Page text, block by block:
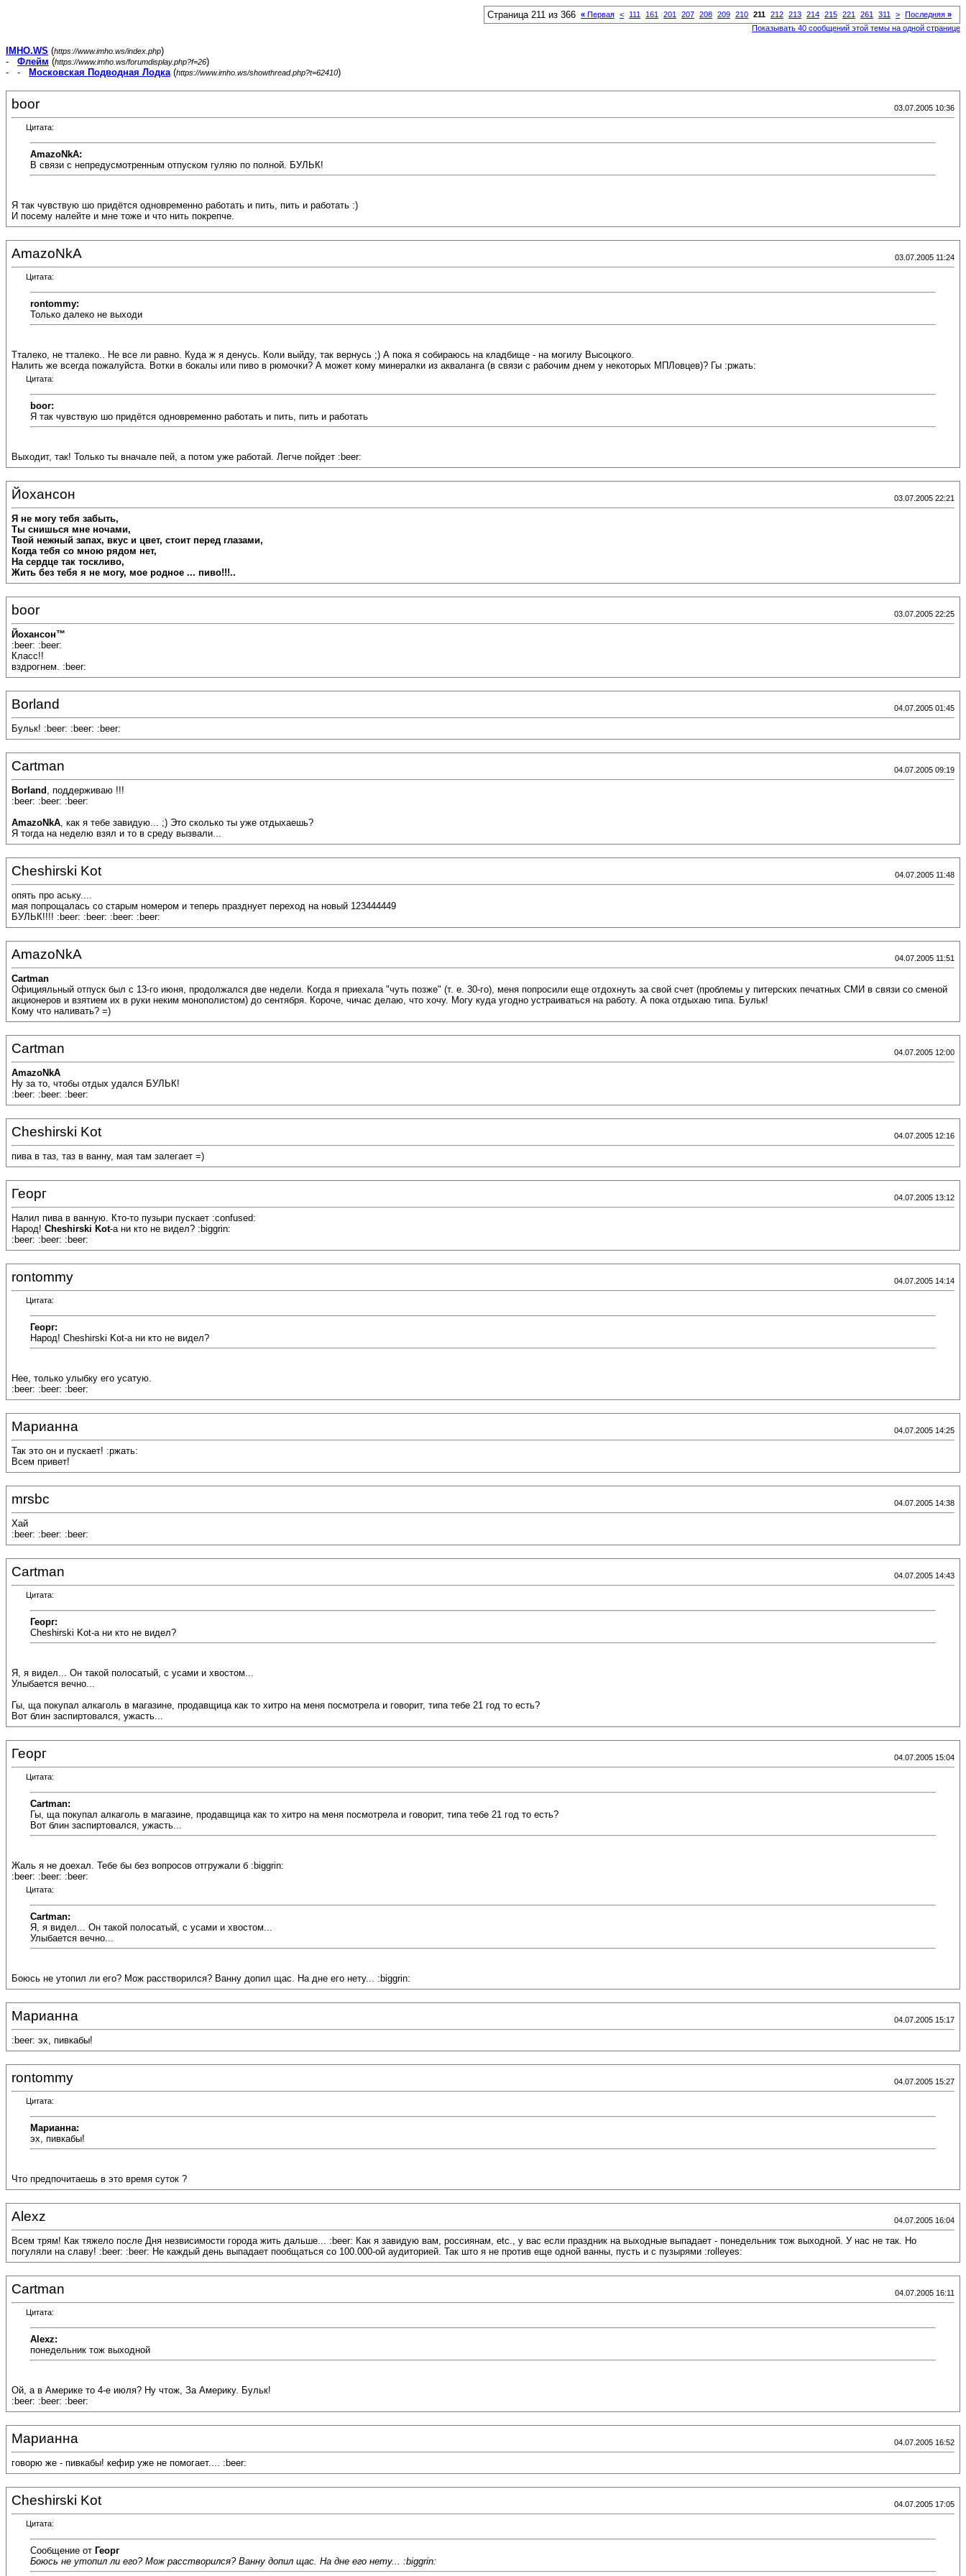
Страница 211 из 366 « Первая < 111 161 201 207 208 209 210 211 212 213 214 215 221 261 311 > Последняя »
Показывать 40 сообщений этой темы на одной странице
IMHO.WS (https://www.imho.ws/index.php)
- Флейм (https://www.imho.ws/forumdisplay.php?f=26)
- -
Московская Подводная Лодка(https://www.imho.ws/showthread.php?t=62410)
boor 03.07.2005 10:36
Цитата:
AmazoNkA:
В связи с непредусмотренным отпуском гуляю по полной. БУЛЬК!
Я так чувствую шо придётся одновременно работать и пить, пить и работать :)
И посему налейте и мне тоже и что нить покрепче.
AmazoNkA 03.07.2005 11:24
Цитата:
rontommy:
Только далеко не выходи
Тталеко, не тталеко.. Не все ли равно. Куда ж я денусь. Коли выйду, так вернусь ;) А пока я собираюсь на кладбище - на могилу Высоцкого.
Налить же всегда пожалуйста. Вотки в бокалы или пиво в рюмочки? А может кому минералки из акваланга (в связи с рабочим днем у некоторых МПЛовцев)? Гы :ржать:
Цитата:
boor:
Я так чувствую шо придётся одновременно работать и пить, пить и работать
Выходит, так! Только ты вначале пей, а потом уже работай. Легче пойдет :beer:
Йохансон 03.07.2005 22:21
Я не могу тебя забыть,
Ты снишься мне ночами,
Твой нежный запах, вкус и цвет, стоит перед глазами,
Когда тебя со мною рядом нет,
На сердце так тоскливо,
Жить без тебя я не могу, мое родное ... пиво!!!..
boor 03.07.2005 22:25
Йохансон™
:beer: :beer:
Класс!!
вздрогнем. :beer:
Borland 04.07.2005 01:45
Бульк! :beer: :beer: :beer:
Cartman 04.07.2005 09:19
Borland , поддерживаю !!!
:beer: :beer: :beer:
AmazoNkA, как я тебе завидую... ;) Это сколько ты уже отдыхаешь?
Я тогда на неделю взял и то в среду вызвали...
Cheshirski Kot 04.07.2005 11:48
опять про аську....
мая попрощалась со старым номером и теперь празднует переход на новый 123444449
БУЛЬК!!!! :beer: :beer: :beer: :beer:
AmazoNkA 04.07.2005 11:51
Cartman
Официяльный отпуск был с 13-го июня, продолжался две недели. Когда я приехала "чуть позже" (т. е. 30-го), меня попросили еще отдохнуть за свой счет (проблемы у питерских печатных СМИ в связи со сменой
акционеров и взятием их в руки неким монополистом) до сентября. Короче, чичас делаю, что хочу. Могу куда угодно устраиваться на работу. А пока отдыхаю типа. Бульк!
Кому что наливать? =)
Cartman 04.07.2005 12:00
AmazoNkA
Ну за то, чтобы отдых удался БУЛЬК!
:beer: :beer: :beer:
Cheshirski Kot 04.07.2005 12:16
пива в таз, таз в ванну, мая там залегает =)
Георг 04.07.2005 13:12
Налил пива в ванную. Кто-то пузыри пускает :confused:
Народ! Cheshirski Kot-а ни кто не видел? :biggrin:
:beer: :beer: :beer:
rontommy 04.07.2005 14:14
Цитата:
Георг:
Народ! Cheshirski Kot-а ни кто не видел?
Нее, только улыбку его усатую.
:beer: :beer: :beer:
Марианна 04.07.2005 14:25
Так это он и пускает! :ржать:
Всем привет!
mrsbc 04.07.2005 14:38
Хай
:beer: :beer: :beer:
Cartman 04.07.2005 14:43
Цитата:
Георг:
Cheshirski Kot-а ни кто не видел?
Я, я видел... Он такой полосатый, с усами и хвостом...
Улыбается вечно...
Гы, ща покупал алкаголь в магазине, продавщица как то хитро на меня посмотрела и говорит, типа тебе 21 год то есть?
Вот блин заспиртовался, ужасть...
Георг 04.07.2005 15:04
Цитата:
Cartman:
Гы, ща покупал алкаголь в магазине, продавщица как то хитро на меня посмотрела и говорит, типа тебе 21 год то есть?
Вот блин заспиртовался, ужасть...
Жаль я не доехал. Тебе бы без вопросов отгружали б :biggrin:
:beer: :beer: :beer:
Цитата:
Cartman:
Я, я видел... Он такой полосатый, с усами и хвостом...
Улыбается вечно...
Боюсь не утопил ли его? Мож расстворился? Ванну допил щас. На дне его нету... :biggrin:
Марианна 04.07.2005 15:17
:beer: эх, пивкабы!
rontommy 04.07.2005 15:27
Цитата:
Марианна:
эх, пивкабы!
Что предпочитаешь в это время суток ?
Alexz 04.07.2005 16:04
Всем трям! Как тяжело после Дня незвисимости города жить дальше... :beer: Как я завидую вам, россиянам, etc., у вас если праздник на выходные выпадает - понедельник тож выходной. У нас не так. Но
погуляли на славу! :beer: :beer: Не каждый день выпадает пообщаться со 100.000-ой аудиторией. Так што я не против еще одной ванны, пусть и с пузырями :rolleyes:
Cartman 04.07.2005 16:11
Цитата:
Alexz:
понедельник тож выходной
Ой, а в Америке то 4-е июля? Ну чтож, За Америку. Бульк!
:beer: :beer: :beer:
Марианна 04.07.2005 16:52
говорю же - пивкабы! кефир уже не помогает.... :beer:
Cheshirski Kot 04.07.2005 17:05
Цитата:
Сообщение от Георг
Боюсь не утопил ли его? Мож расстворился? Ванну допил щас. На дне его нету... :biggrin: